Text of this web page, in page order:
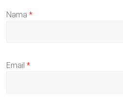
Nama*
Email*